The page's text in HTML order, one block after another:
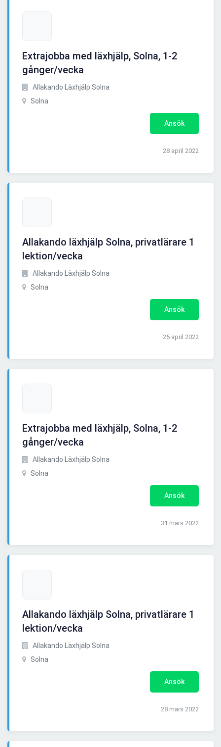
Extrajobba med läxhjälp, Solna, 1-2
gånger/vecka
Allakando Läxhjälp Solna
Solna
Ansök
28 april 2022
Allakando läxhjälp Solna, privatlärare 1
lektion/vecka
Allakando Läxhjälp Solna
Solna
Ansök
25 april 2022
Extrajobba med läxhjälp, Solna, 1-2
gånger/vecka
Allakando Läxhjälp Solna
Solna
Ansök
31 mars 2022
Allakando läxhjälp Solna, privatlärare 1
lektion/vecka
Allakando Läxhjälp Solna
Solna
Ansök
28 mars 2022